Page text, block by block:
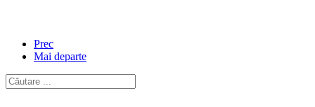
Prec
Mai departe